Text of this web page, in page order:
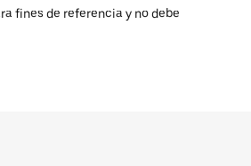
fines de referencia y no debe